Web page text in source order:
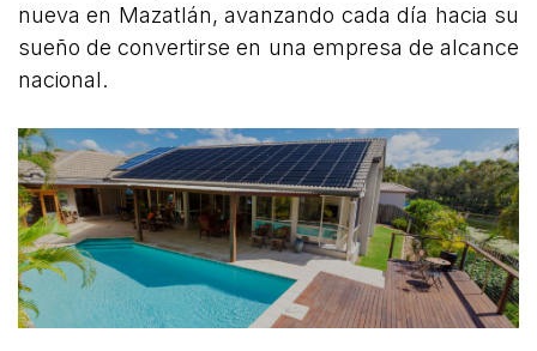
nueva en Mazatlán, avanzando cada día hacia su
sueño de convertirse en una empresa de alcance
nacional.